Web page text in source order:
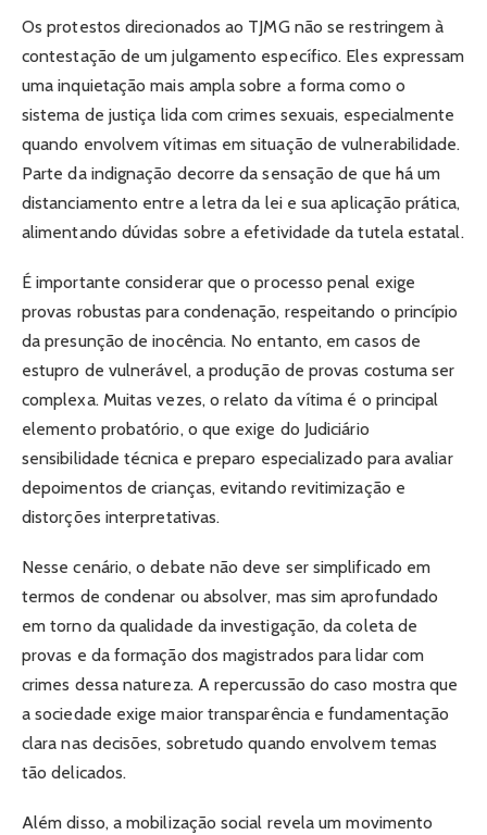
Os protestos direcionados ao TJMG não se restringem à
contestação de um julgamento específico. Eles expressam
uma inquietação mais ampla sobre a forma como o
sistema de justiça lida com crimes sexuais, especialmente
quando envolvem vítimas em situação de vulnerabilidade.
Parte da indignação decorre da sensação de que há um
distanciamento entre a letra da lei e sua aplicação prática,
alimentando dúvidas sobre a efetividade da tutela estatal.
É importante considerar que o processo penal exige
provas robustas para condenação, respeitando o princípio
da presunção de inocência. No entanto, em casos de
estupro de vulnerável, a produção de provas costuma ser
complexa. Muitas vezes, o relato da vítima é o principal
elemento probatório, o que exige do Judiciário
sensibilidade técnica e preparo especializado para avaliar
depoimentos de crianças, evitando revitimização e
distorções interpretativas.
Nesse cenário, o debate não deve ser simplificado em
termos de condenar ou absolver, mas sim aprofundado
em torno da qualidade da investigação, da coleta de
provas e da formação dos magistrados para lidar com
crimes dessa natureza. A repercussão do caso mostra que
a sociedade exige maior transparência e fundamentação
clara nas decisões, sobretudo quando envolvem temas
tão delicados.
Além disso, a mobilização social revela um movimento